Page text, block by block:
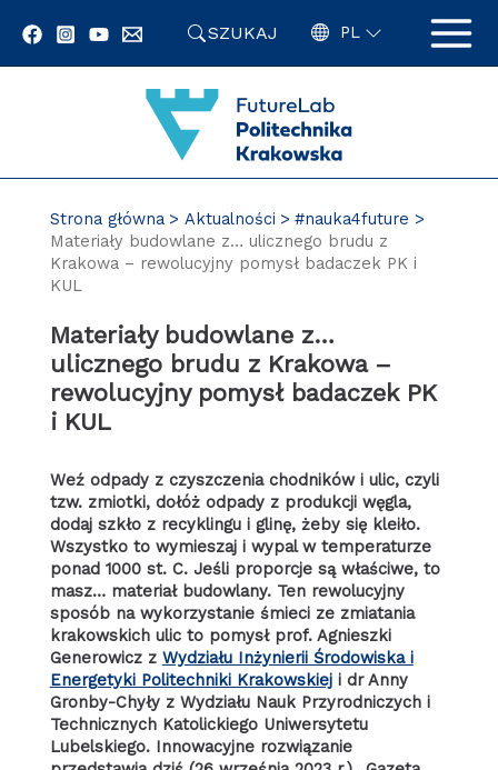
SZUKAJ PL
Strona główna Aktualności
#nauka4future
Materiały budowlane z… ulicznego brudu z
Krakowa – rewolucyjny pomysł badaczek PK i
KUL
Materiały budowlane z…
ulicznego brudu z Krakowa –
rewolucyjny pomysł badaczek PK
i KUL
Weź odpady z czyszczenia chodników i ulic, czyli
tzw. zmiotki, dołóż odpady z produkcji węgla,
dodaj szkło z recyklingu i glinę, żeby się kleiło.
Wszystko to wymieszaj i wypal w temperaturze
ponad 1000 st. C. Jeśli proporcje są właściwe, to
masz… materiał budowlany. Ten rewolucyjny
sposób na wykorzystanie śmieci ze zmiatania
krakowskich ulic to pomysł prof. Agnieszki
Generowicz z Wydziału Inżynierii Środowiska i
Energetyki Politechniki Krakowskieji dr Anny
Gronby-Chyły z Wydziału Nauk Przyrodniczych i
Technicznych Katolickiego Uniwersytetu
Lubelskiego. Innowacyjne rozwiązanie